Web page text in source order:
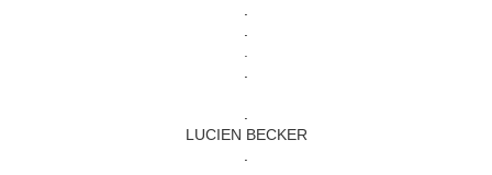
LUCIEN BECKER